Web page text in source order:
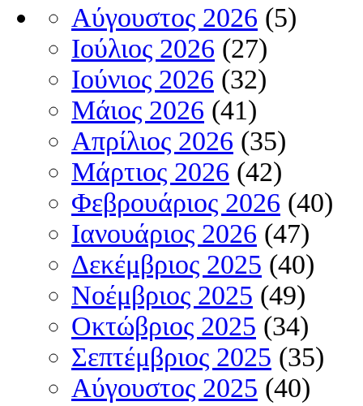
Αύγουστος 2026 (5)
Ιούλιος 2026 (27)
Ιούνιος 2026 (32)
Μάιος 2026 (41)
Απρίλιος 2026 (35)
Μάρτιος 2026 (42)
Φεβρουάριος 2026 (40)
Ιανουάριος 2026 (47)
Δεκέμβριος 2025 (40)
Νοέμβριος 2025 (49)
Οκτώβριος 2025 (34)
Σεπτέμβριος 2025 (35)
Αύγουστος 2025 (40)